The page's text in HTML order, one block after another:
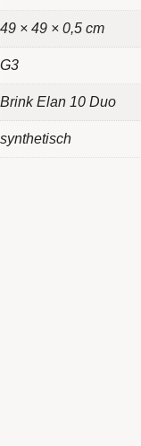
voor de
B-14 en B-17
en insecten
componenten
49 × 49 × 0,5 cm
G3
Brink Elan 10 Duo
synthetisch